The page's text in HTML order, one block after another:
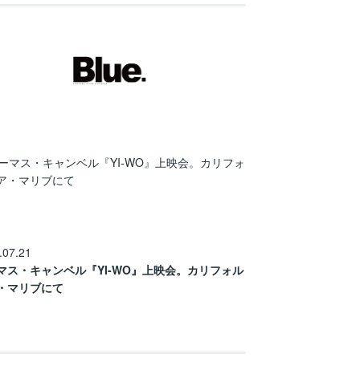
ス・キャンベル『YI-WO』上映会。カリフォル
マリブにて